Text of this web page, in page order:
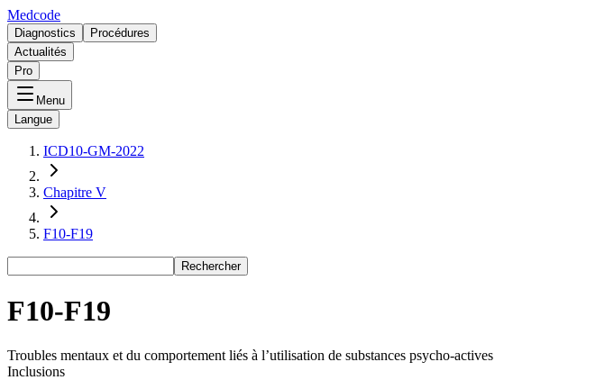
Medcode
Diagnostics
Procédures
Actualités
Pro
Menu
Langue
ICD10-GM-2022
Chapitre V
F10-F19
Rechercher
F10-F19
Troubles mentaux et du comportement liés à l’utilisation de substances psycho-actives
Inclusions